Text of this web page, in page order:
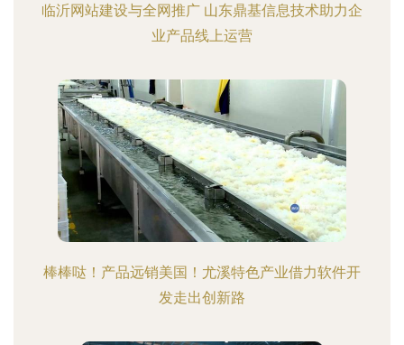
临沂网站建设与全网推广 山东鼎基信息技术助力企
业产品线上运营
棒棒哒！产品远销美国！尤溪特色产业借力软件开
发走出创新路